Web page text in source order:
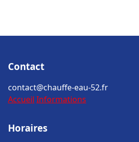
Contact
contact@chauffe-eau-52.fr
Accueil Informations
Horaires